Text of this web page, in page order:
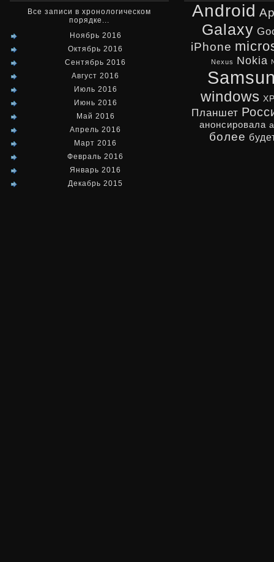
Все записи в хронологическом
порядке...
Ноябрь 2016
Октябрь 2016
Сентябрь 2016
Август 2016
Июль 2016
Июнь 2016
Май 2016
Апрель 2016
Март 2016
Февраль 2016
Январь 2016
Декабрь 2015
Android
Galaxy
iPhone
Nexus Nokia
windows
Планшет
анонсировала
более